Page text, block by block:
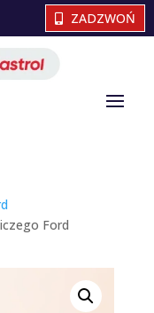
ZADZWOŃ
Ford